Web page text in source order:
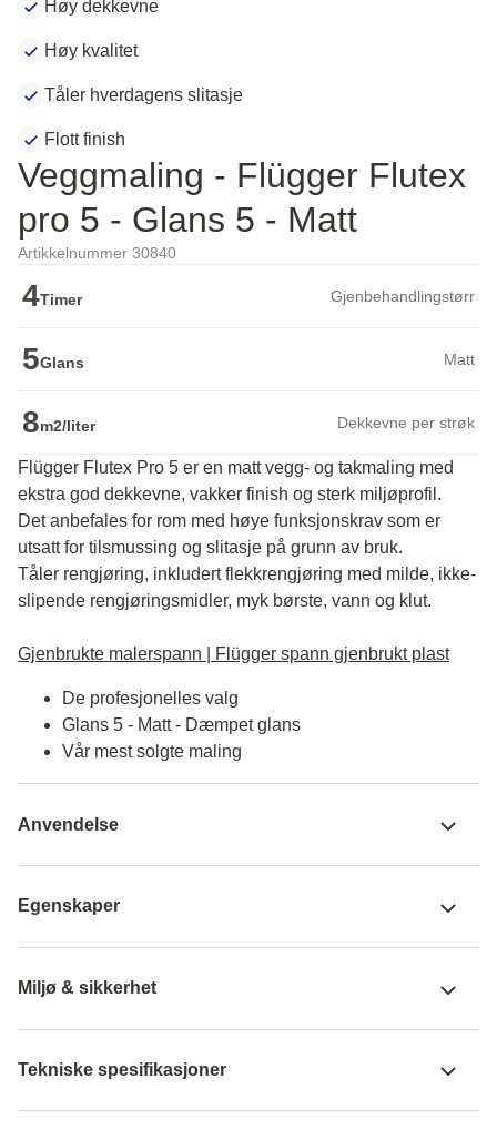
Høy dekkevne
Høy kvalitet
Tåler hverdagens slitasje
Flott finish
Veggmaling - Flügger Flutex
pro 5 - Glans 5 - Matt
Artikkelnummer 30840
4Timer Gjenbehandlingstørr
5Glans Matt
8m2/liter Dekkevne per strøk
Flügger Flutex Pro 5 er en matt vegg- og takmaling med
ekstra god dekkevne, vakker finish og sterk miljøprofil.
Det anbefales for rom med høye funksjonskrav som er
utsatt for tilsmussing og slitasje på grunn av bruk.
Tåler rengjøring, inkludert flekkrengjøring med milde, ikke-
slipende rengjøringsmidler, myk børste, vann og klut.
Gjenbrukte malerspann | Flügger spann gjenbrukt plast
De profesjonelles valg
Glans 5 - Matt - Dæmpet glans
Vår mest solgte maling
Anvendelse
Egenskaper
Miljø & sikkerhet
Tekniske spesifikasjoner